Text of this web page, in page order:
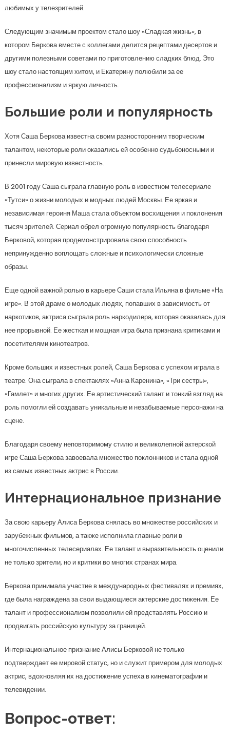
любимых у телезрителей.
Следующим значимым проектом стало шоу «Сладкая жизнь», в
котором Беркова вместе с коллегами делится рецептами десертов и
другими полезными советами по приготовлению сладких блюд. Это
шоу стало настоящим хитом, и Екатерину полюбили за ее
профессионализм и яркую личность.
Большие роли и популярность
Хотя Саша Беркова известна своим разносторонним творческим
талантом, некоторые роли оказались ей особенно судьбоносными и
принесли мировую известность.
В 2001 году Саша сыграла главную роль в известном телесериале
«Тутси» о жизни молодых и модных людей Москвы. Ее яркая и
независимая героиня Маша стала объектом восхищения и поклонения
тысяч зрителей. Сериал обрел огромную популярность благодаря
Берковой, которая продемонстрировала свою способность
непринужденно воплощать сложные и психологически сложные
образы.
Еще одной важной ролью в карьере Саши стала Ильяна в фильме «На
игре». В этой драме о молодых людях, попавших в зависимость от
наркотиков, актриса сыграла роль наркодилера, которая оказалась для
нее прорывной. Ее жесткая и мощная игра была признана критиками и
посетителями кинотеатров.
Кроме больших и известных ролей, Саша Беркова с успехом играла в
театре. Она сыграла в спектаклях «Анна Каренина», «Три сестры»,
«Гамлет» и многих других. Ее артистический талант и тонкий взгляд на
роль помогли ей создавать уникальные и незабываемые персонажи на
сцене.
Благодаря своему неповторимому стилю и великолепной актерской
игре Саша Беркова завоевала множество поклонников и стала одной
из самых известных актрис в России.
Интернациональное признание
За свою карьеру Алиса Беркова снялась во множестве российских и
зарубежных фильмов, а также исполнила главные роли в
многочисленных телесериалах. Ее талант и выразительность оценили
не только зрители, но и критики во многих странах мира.
Беркова принимала участие в международных фестивалях и премиях,
где была награждена за свои выдающиеся актерские достижения. Ее
талант и профессионализм позволили ей представлять Россию и
продвигать российскую культуру за границей.
Интернациональное признание Алисы Берковой не только
подтверждает ее мировой статус, но и служит примером для молодых
актрис, вдохновляя их на достижение успеха в кинематографии и
телевидении.
Вопрос-ответ: